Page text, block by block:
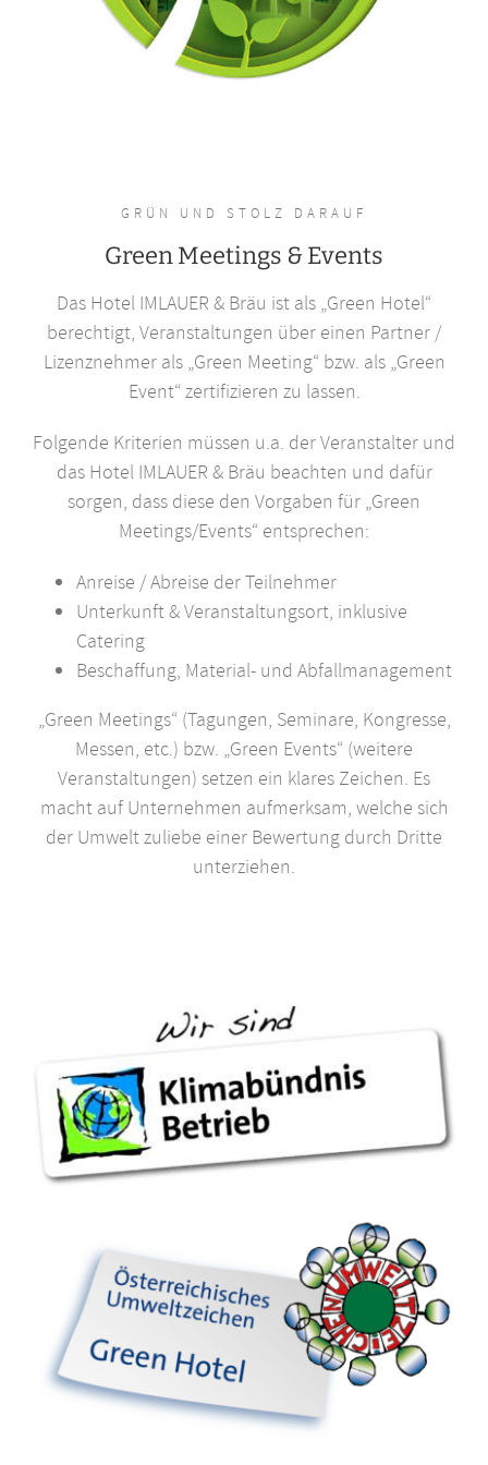
GRÜN UND STOLZ DARAUF
Green Meetings & Events
Das Hotel IMLAUER & Bräu ist als „Green Hotel“
berechtigt, Veranstaltungen über einen Partner /
Lizenznehmer als „Green Meeting“ bzw. als „Green
Event“ zertifizieren zu lassen.
Folgende Kriterien müssen u.a. der Veranstalter und
das Hotel IMLAUER & Bräu beachten und dafür
sorgen, dass diese den Vorgaben für „Green
Meetings/Events“ entsprechen:
Anreise / Abreise der Teilnehmer
Unterkunft & Veranstaltungsort, inklusive
Catering
Beschaffung, Material- und Abfallmanagement
„Green Meetings“ (Tagungen, Seminare, Kongresse,
Messen, etc.) bzw. „Green Events“ (weitere
Veranstaltungen) setzen ein klares Zeichen. Es
macht auf Unternehmen aufmerksam, welche sich
der Umwelt zuliebe einer Bewertung durch Dritte
unterziehen.